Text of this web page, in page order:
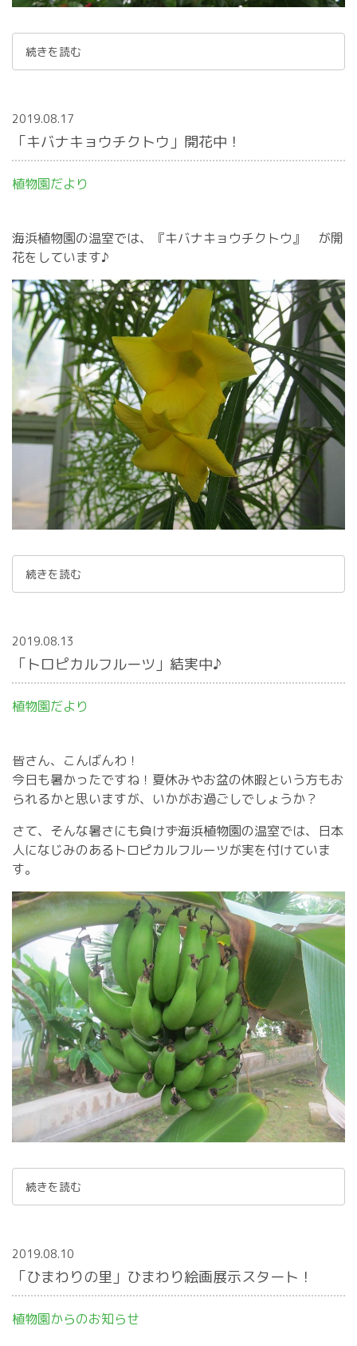
続きを読む
2019.08.17
「キバナキョウチクトウ」開花中！
植物園だより
海浜植物園の温室では、『キバナキョウチクトウ』 が開
花をしています♪
続きを読む
2019.08.13
「トロピカルフルーツ」結実中♪
植物園だより
皆さん、こんばんわ！
今日も暑かったですね！夏休みやお盆の休暇という方もお
られるかと思いますが、いかがお過ごしでしょうか？
さて、そんな暑さにも負けず海浜植物園の温室では、日本
人になじみのあるトロピカルフルーツが実を付けていま
す。
続きを読む
2019.08.10
「ひまわりの里」ひまわり絵画展示スタート！
植物園からのお知らせ